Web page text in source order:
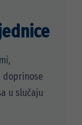
doprinose
u slučaju